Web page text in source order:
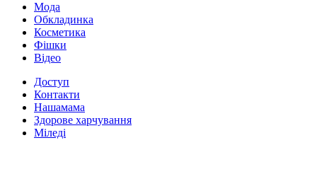
Мода
Обкладинка
Косметика
Фішки
Відео
Доступ
Контакти
Нашамама
Здорове харчування
Міледі